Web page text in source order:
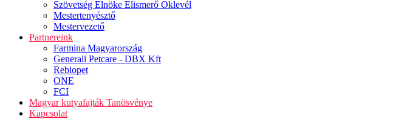
Szövetség Elnöke Elismerő Oklevél
Mestertenyésztő
Mestervezető
Partnereink
Farmina Magyarország
Generali Petcare - DBX Kft
Rebiopet
ONE
FCI
Magyar kutyafajták Tanösvénye
Kapcsolat